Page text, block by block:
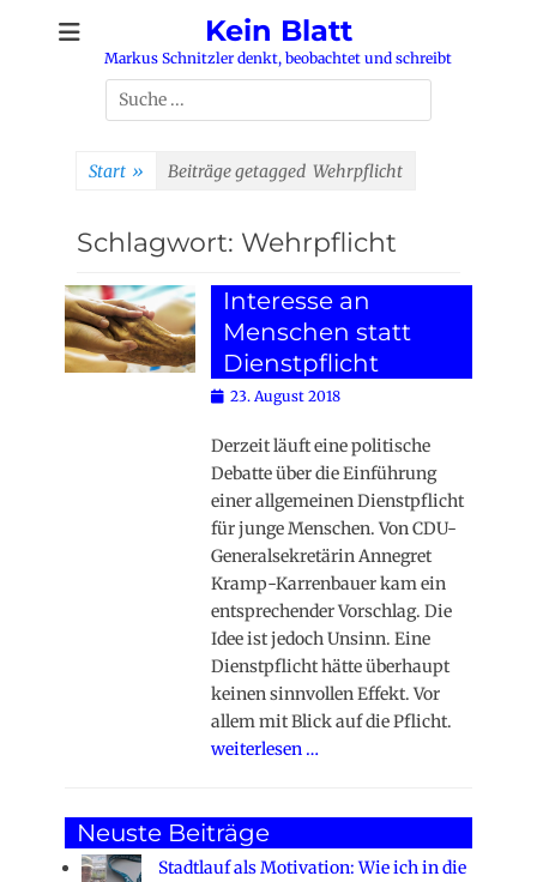
Kein Blatt
Markus Schnitzler denkt, beobachtet und schreibt
Suchen
nach:
Start » Beiträge getagged Wehrpflicht
Schlagwort: Wehrpflicht
Interesse an
Menschen statt
Dienstpflicht
Posted
23. August 2018
Derzeit läuft eine politische
Debatte über die Einführung
einer allgemeinen Dienstpflicht
für junge Menschen. Von CDU-
Generalsekretärin Annegret
Kramp-Karrenbauer kam ein
entsprechender Vorschlag. Die
Idee ist jedoch Unsinn. Eine
Dienstpflicht hätte überhaupt
keinen sinnvollen Effekt. Vor
allem mit Blick auf die Pflicht.
weiterlesen …
Neuste Beiträge
Stadtlauf als Motivation: Wie ich in die